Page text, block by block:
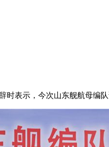
表示，今次山东舰航母编